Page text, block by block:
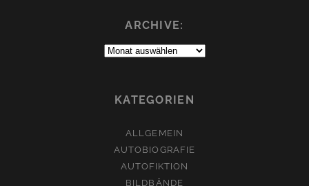
ARCHIVE:
Archive:
KATEGORIEN
ALLGEMEIN
AUTOBIOGRAFIE
AUTOFIKTION
BILDBÄNDE